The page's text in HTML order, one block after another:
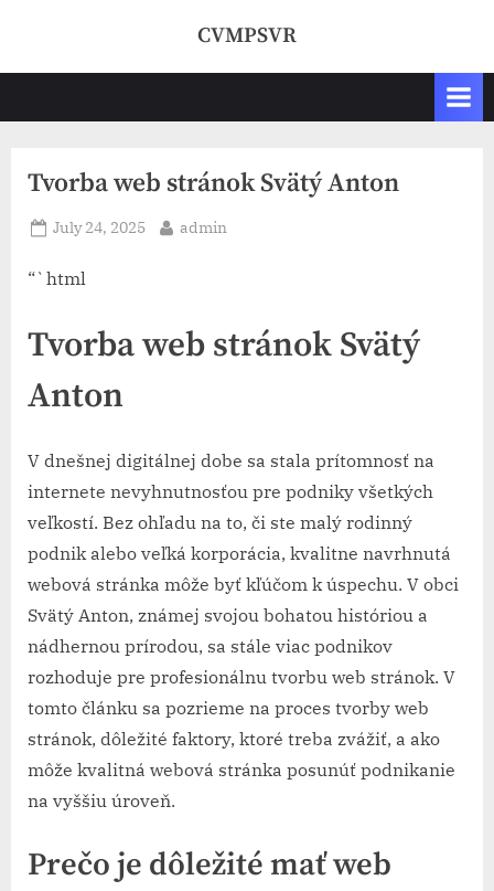
content
CVMPSVR
Tvorba web stránok​ Svätý Anton
Posted
July 24, 2025 By
admin
“`html
Tvorba web stránok​ Svätý
Anton
V dnešnej digitálnej dobe sa stala prítomnosť na
internete nevyhnutnosťou pre podniky všetkých
veľkostí. Bez ohľadu na to, či ste malý rodinný
podnik alebo veľká korporácia, kvalitne navrhnutá
webová stránka môže byť kľúčom k úspechu. V obci
Svätý Anton, známej svojou bohatou históriou a
nádhernou prírodou, sa stále viac podnikov
rozhoduje pre profesionálnu tvorbu web stránok. V
tomto článku sa pozrieme na proces tvorby web
stránok, dôležité faktory, ktoré treba zvážiť, a ako
môže kvalitná webová stránka posunúť podnikanie
na vyššiu úroveň.
Prečo je dôležité mať web